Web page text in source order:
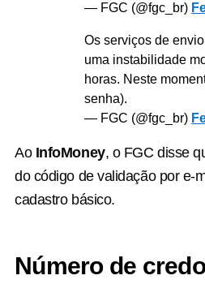
— FGC (@fgc_br)
Os serviços de
uma instabilidade
horas. Neste
senha).
— FGC (@fgc_br)
Ao InfoMoney, o FGC disse
do código de validação por e-
cadastro básico.
Número de